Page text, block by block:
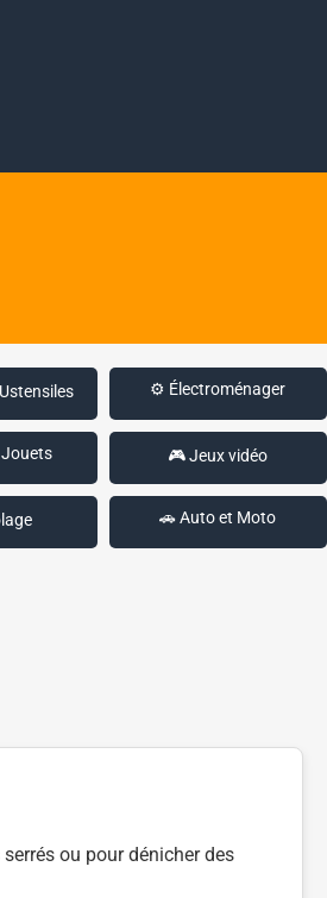
⚙️ Électroménager
🎮 Jeux vidéo
🚗 Auto et Moto
ou pour dénicher des